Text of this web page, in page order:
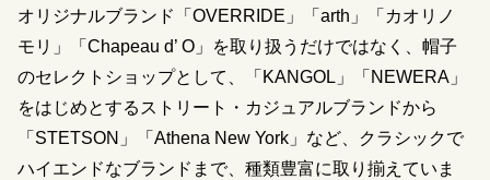
オリジナルブランド「OVERRIDE」「arth」「カオリノ
モリ」「Chapeau d’ O」を取り扱うだけではなく、帽子
のセレクトショップとして、「KANGOL」「NEWERA」
をはじめとするストリート・カジュアルブランドから
「STETSON」「Athena New York」など、クラシックで
ハイエンドなブランドまで、種類豊富に取り揃えていま